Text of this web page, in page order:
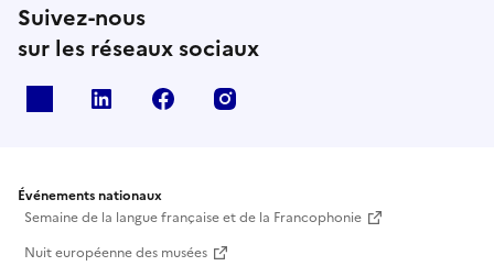
Suivez-nous
sur les réseaux sociaux
Linkedin Facebook
Événements nationaux
Semaine de la langue française et de la Francophonie
Nuit européenne des musées